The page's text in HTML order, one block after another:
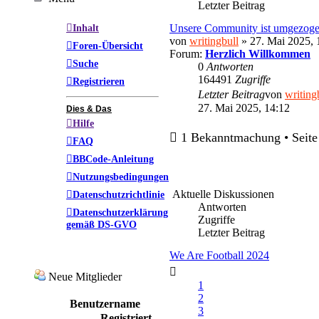
Letzter Beitrag
Unsere Community ist
von writingbull » 27. Mai 2025,
Forum: Herzlich Willkommen
0 Antworten
164491 Zugriffe
Letzter Beitragvon
27. Mai 2025, 14:12
1 Bekanntmachung • Seite
Aktuelle Diskussionen
Antworten
Zugriffe
Letzter Beitrag
We Are Football 2024
1
2
3
Inhalt
Foren-Übersicht
Suche
Registrieren
Dies & Das
Hilfe
FAQ
BBCode-Anleitung
Nutzungsbedingungen
Datenschutzrichtlinie
Datenschutzerklärung
gemäß DS-GVO
Neue Mitglieder
Benutzername